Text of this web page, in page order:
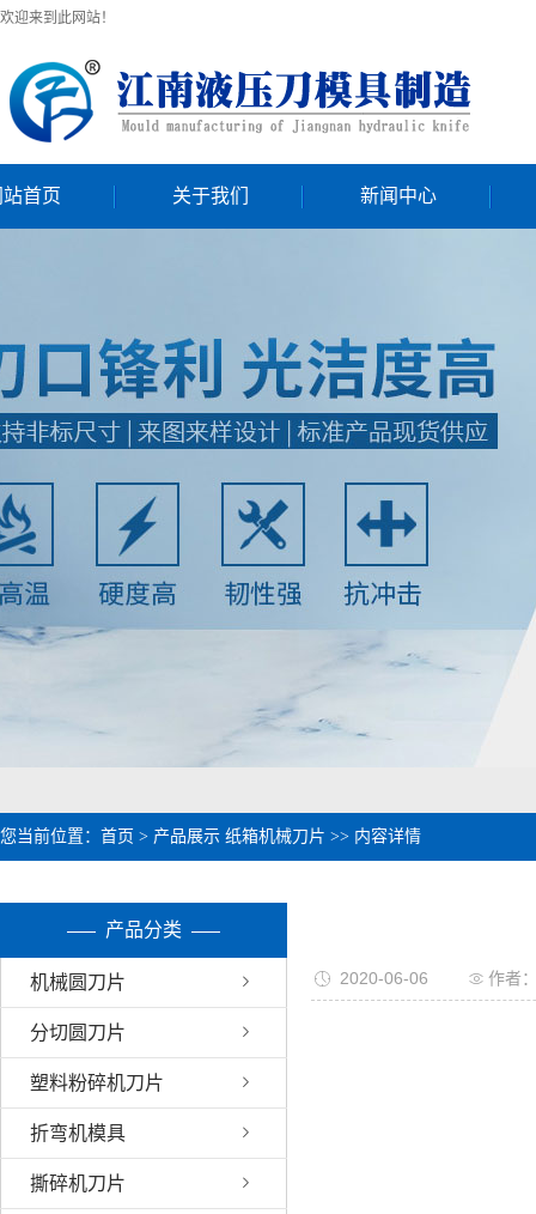
欢迎来到此网站！
首页 关于我们 新闻中心
您当前位置： 首页 > 产品展示 纸箱机械刀片 >> 内容详情
产品分类
机械圆刀片
分切圆刀片
塑料粉碎机刀片
折弯机模具
撕碎机刀片
2020-06-06 作者